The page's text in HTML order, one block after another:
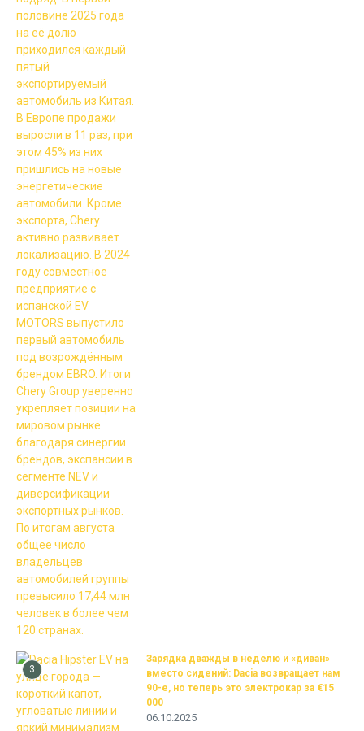
3
Зарядка дважды в неделю и «диван»
вместо сидений: Dacia возвращает нам
90-е, но теперь это электрокар за €15
000
06.10.2025